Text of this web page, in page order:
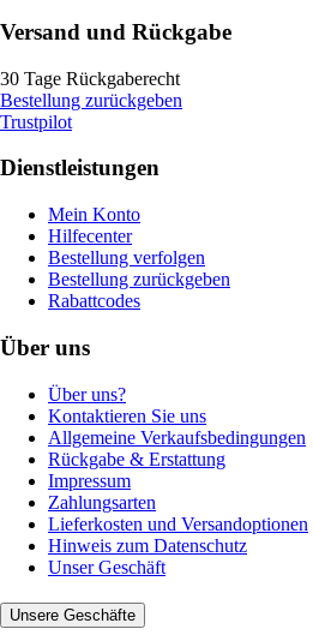
Versand und Rückgabe
30 Tage Rückgaberecht
Bestellung zurückgeben
Trustpilot
Dienstleistungen
Mein Konto
Hilfecenter
Bestellung verfolgen
Bestellung zurückgeben
Rabattcodes
Über uns
Über uns?
Kontaktieren Sie uns
Allgemeine Verkaufsbedingungen
Rückgabe & Erstattung
Impressum
Zahlungsarten
Lieferkosten und Versandoptionen
Hinweis zum Datenschutz
Unser Geschäft
Unsere Geschäfte